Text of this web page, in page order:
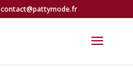
contact@pattymode.fr